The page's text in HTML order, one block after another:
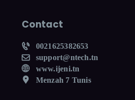
Contact
0021625382653
support@ntech.tn
www.ijeni.tn
Menzah 7 Tunis